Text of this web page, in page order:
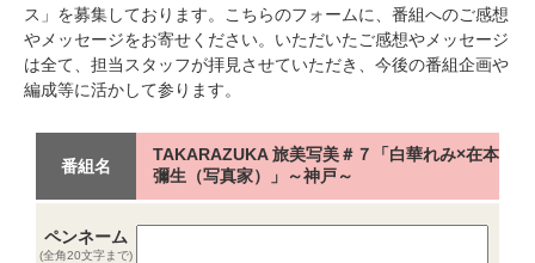
ス」を募集しております。こちらのフォームに、番組へのご感想
やメッセージをお寄せください。いただいたご感想やメッセージ
は全て、担当スタッフが拝見させていただき、今後の番組企画や
編成等に活かして参ります。
番組名
TAKARAZUKA 旅美写美＃７「白華れみ×在本
彌生（写真家）」～神戸～
ペンネーム
(全角20文字まで)